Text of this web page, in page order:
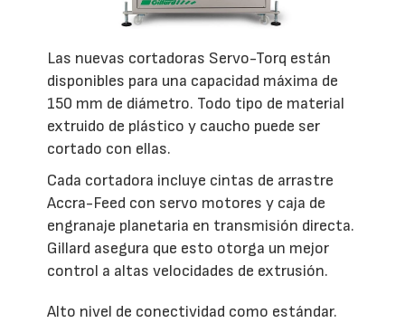
Las nuevas cortadoras Servo-Torq están
disponibles para una capacidad máxima de
150 mm de diámetro. Todo tipo de material
extruido de plástico y caucho puede ser
cortado con ellas.
Cada cortadora incluye cintas de arrastre
Accra-Feed con servo motores y caja de
engranaje planetaria en transmisión directa.
Gillard asegura que esto otorga un mejor
control a altas velocidades de extrusión.
Alto nivel de conectividad como estándar.